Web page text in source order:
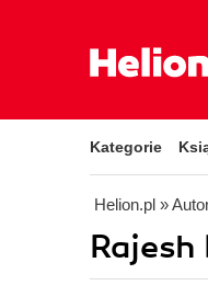
Kategorie
Helion.pl »